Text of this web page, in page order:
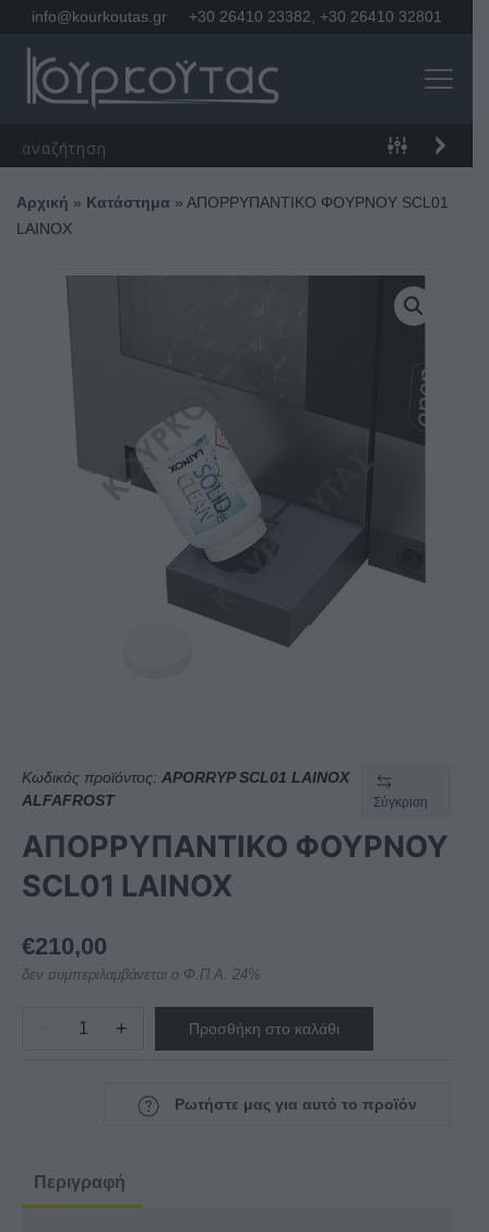
info@kourkoutas.gr +30 26410 23382 +30 26410 32801
Αρχική » Κατάστημα » ΑΠΟΡΡΥΠΑΝΤΙΚΟ ΦΟΥΡΝΟΥ SCL01
LAINOX
Κωδικός προϊόντος: APORRYP SCL01 LAINOX
ALFAFROST
Σύγκριση
ΑΠΟΡΡΥΠΑΝΤΙΚΟ ΦΟΥΡΝΟΥ
SCL01 LAINOX
€210,00
δεν συμπεριλαμβάνεται ο Φ.Π.Α. 24%
ΑΠΟΡΡΥΠΑΝΤΙΚΟ
+ Προσθήκη στο καλάθι
Ρωτήστε μας για αυτό το προϊόν
Περιγραφή